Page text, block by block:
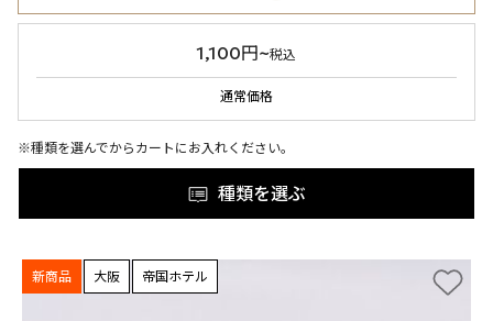
1,100円~税込
通常価格
※種類を選んでからカートにお入れください。
種類を選ぶ
新商品 大阪 帝国ホテル